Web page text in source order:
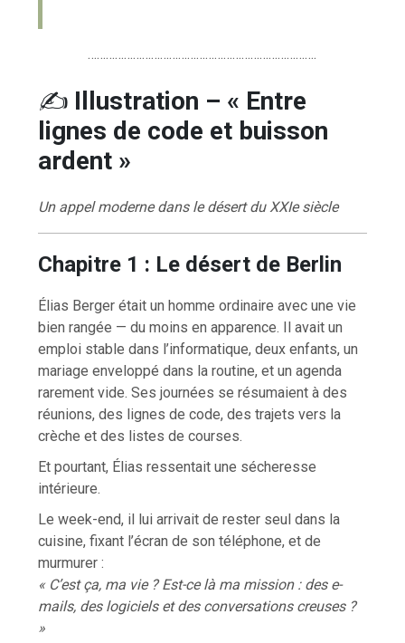
………………………………………………………………….
✍️ Illustration – « Entre
lignes de code et buisson
ardent »
Un appel moderne dans le désert du XXIe siècle
Chapitre 1 : Le désert de Berlin
Élias Berger était un homme ordinaire avec une vie
bien rangée — du moins en apparence. Il avait un
emploi stable dans l’informatique, deux enfants, un
mariage enveloppé dans la routine, et un agenda
rarement vide. Ses journées se résumaient à des
réunions, des lignes de code, des trajets vers la
crèche et des listes de courses.
Et pourtant, Élias ressentait une sécheresse
intérieure.
Le week-end, il lui arrivait de rester seul dans la
cuisine, fixant l’écran de son téléphone, et de
murmurer :
« C’est ça, ma vie ? Est-ce là ma mission : des e-
mails, des logiciels et des conversations creuses ?
»